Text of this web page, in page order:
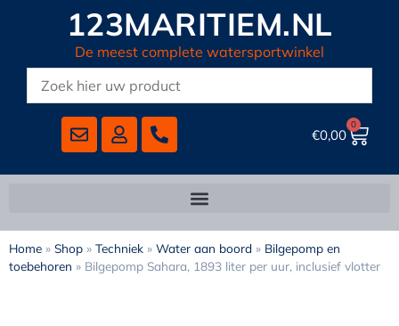
123MARITIEM.NL
De meest complete watersportwinkel
€0,00
0
Home » Shop » Techniek » Water aan boord » Bilgepomp en
toebehoren » Bilgepomp Sahara, 1893 liter per uur, inclusief vlotter